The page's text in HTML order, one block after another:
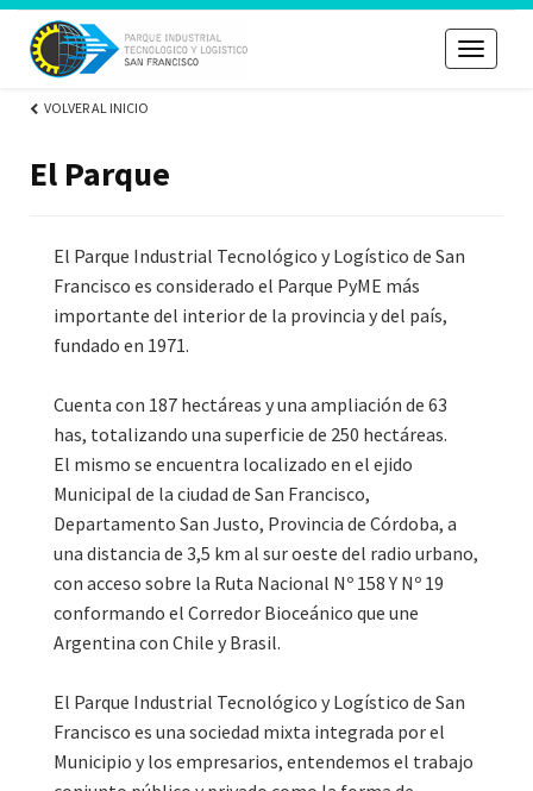
Toggle
VOLVER AL INICIO
El Parque
El Parque Industrial Tecnológico y Logístico de San
Francisco es considerado el Parque PyME más
importante del interior de la provincia y del país,
fundado en 1971.
Cuenta con 187 hectáreas y una ampliación de 63
has, totalizando una superficie de 250 hectáreas.
El mismo se encuentra localizado en el ejido
Municipal de la ciudad de San Francisco,
Departamento San Justo, Provincia de Córdoba, a
una distancia de 3,5 km al sur oeste del radio urbano,
con acceso sobre la Ruta Nacional Nº 158 Y Nº 19
conformando el Corredor Bioceánico que une
Argentina con Chile y Brasil.
El Parque Industrial Tecnológico y Logístico de San
Francisco es una sociedad mixta integrada por el
Municipio y los empresarios, entendemos el trabajo